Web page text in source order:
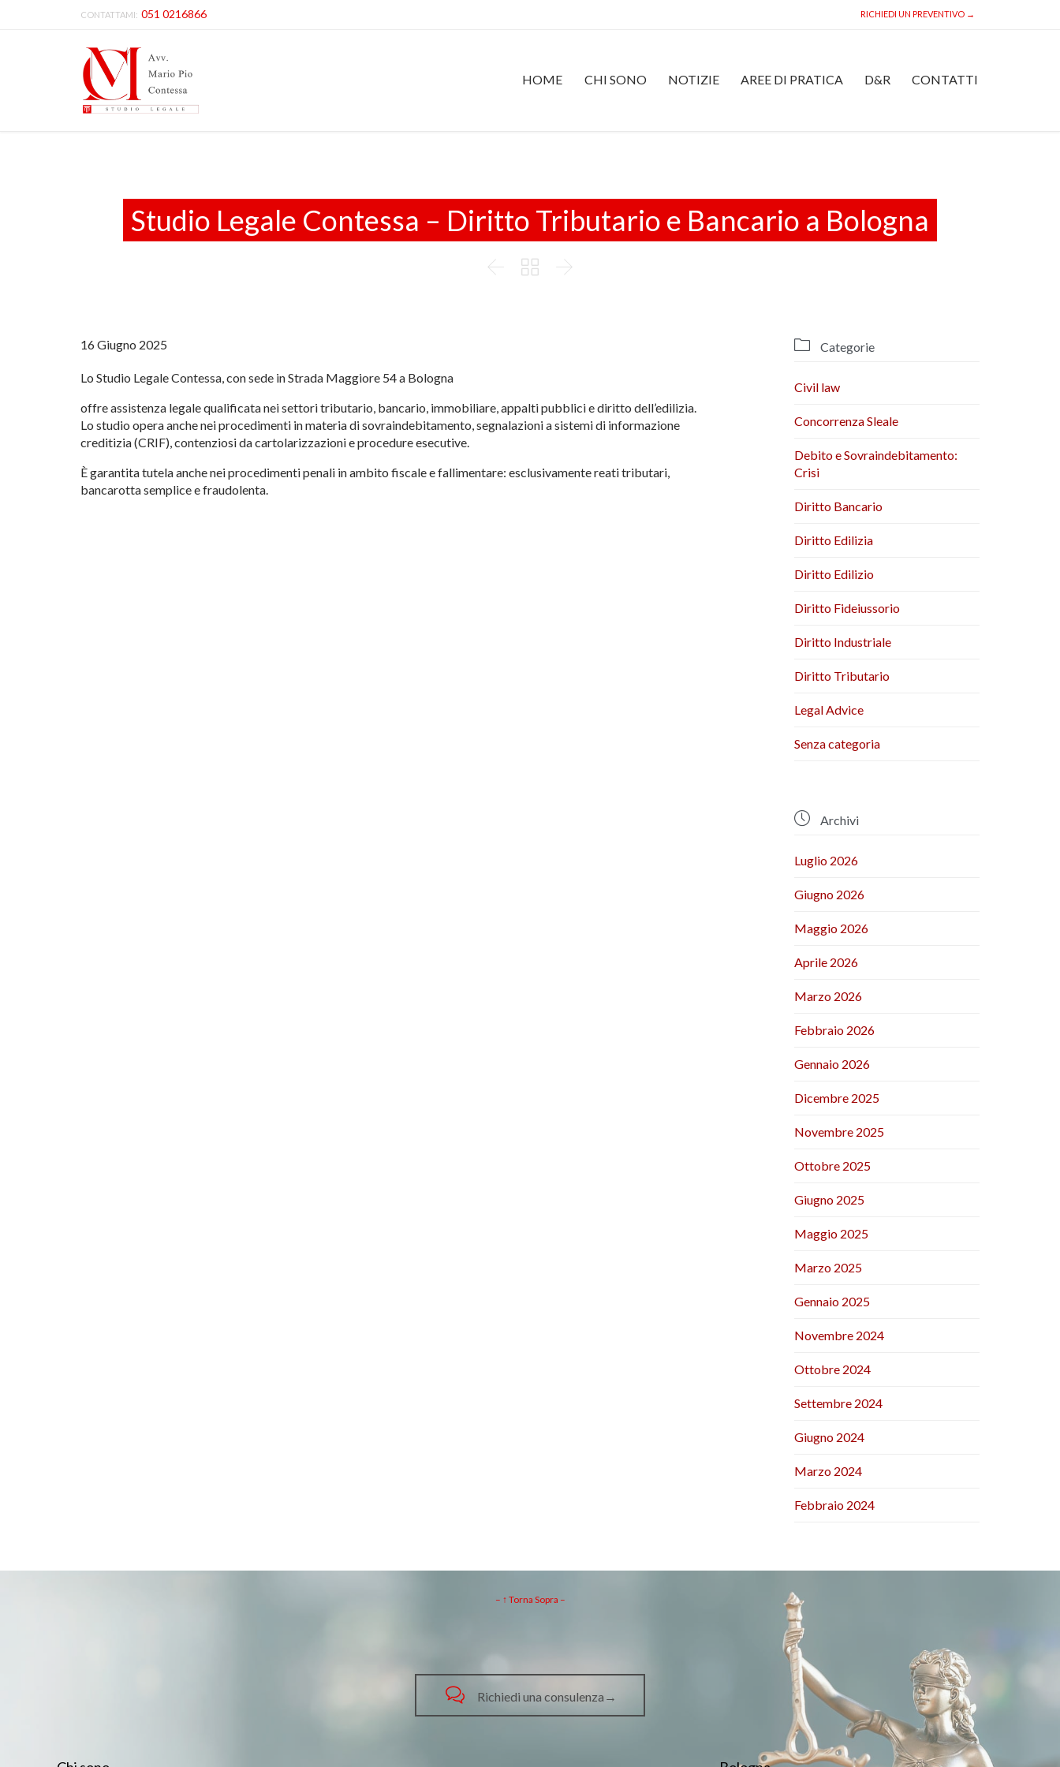
CONTATTAMI: 051 0216866 RICHIEDI UN PREVENTIVO →
HOME CHI SONO NOTIZIE AREE DI PRATICA D&R CONTATTI
Studio Legale Contessa – Diritto Tributario e Bancario a Bologna
  
16 Giugno 2025
Lo Studio Legale Contessa, con sede in Strada Maggiore 54 a Bologna
offre assistenza legale qualificata nei settori tributario, bancario, immobiliare, appalti pubblici e diritto dell’edilizia.
Lo studio opera anche nei procedimenti in materia di sovraindebitamento, segnalazioni a sistemi di informazione
creditizia (CRIF), contenziosi da cartolarizzazioni e procedure esecutive.
È garantita tutela anche nei procedimenti penali in ambito fiscale e fallimentare: esclusivamente reati tributari,
bancarotta semplice e fraudolenta.
 Categorie
Civil law
Concorrenza Sleale
Debito e Sovraindebitamento:
Crisi
Diritto Bancario
Diritto Edilizia
Diritto Edilizio
Diritto Fideiussorio
Diritto Industriale
Diritto Tributario
Legal Advice
Senza categoria
 Archivi
Luglio 2026
Giugno 2026
Maggio 2026
Aprile 2026
Marzo 2026
Febbraio 2026
Gennaio 2026
Dicembre 2025
Novembre 2025
Ottobre 2025
Giugno 2025
Maggio 2025
Marzo 2025
Gennaio 2025
Novembre 2024
Ottobre 2024
Settembre 2024
Giugno 2024
Marzo 2024
Febbraio 2024
– ↑ Torna Sopra –
 Richiedi una consulenza→